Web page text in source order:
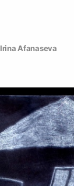
Irina Afanaseva